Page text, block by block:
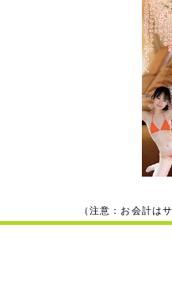
（注意：お会計は